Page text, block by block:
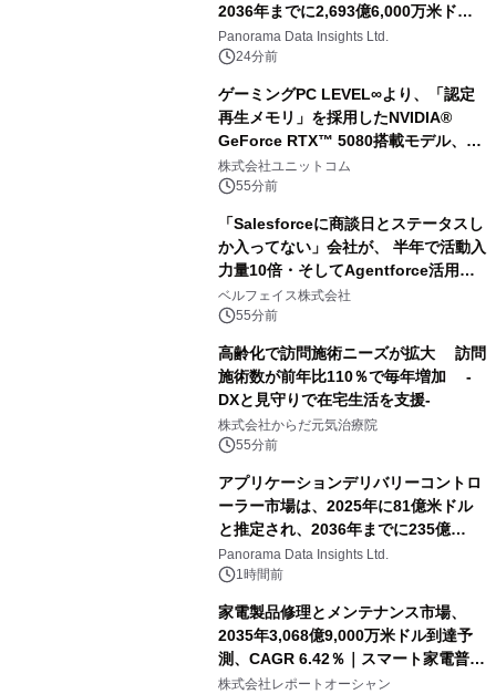
2036年までに2,693億6,000万米ドル
に達すると予測されており、予測期間
（2026年～2036年）
Panorama Data Insights Ltd.
24分前
ゲーミングPC LEVEL∞より、「認定
再生メモリ」を採用したNVIDIA®
GeForce RTX™ 5080搭載モデル、
NVIDIA® GeForce RTX™ 5070 Ti搭
載モデルを販売開始
株式会社ユニットコム
55分前
「Salesforceに商談日とステータスし
か入ってない」会社が、 半年で活動入
力量10倍・そしてAgentforce活用へ
── 敷島住宅×bellSalesAI事例公開
ベルフェイス株式会社
55分前
高齢化で訪問施術ニーズが拡大 訪問
施術数が前年比110％で毎年増加 -
DXと見守りで在宅生活を支援-
株式会社からだ元気治療院
55分前
アプリケーションデリバリーコントロ
ーラー市場は、2025年に81億米ドル
と推定され、2036年までに235億
8,000万米ドルに達すると予測されて
おり、予測期間（2026年～2036年）
Panorama Data Insights Ltd.
1時間前
家電製品修理とメンテナンス市場、
2035年3,068億9,000万米ドル到達予
測、CAGR 6.42％｜スマート家電普
及・循環型経済・メンテナンス需要拡
株式会社レポートオーシャン